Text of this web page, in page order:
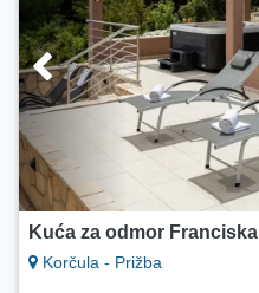
Kuća za odmor Franciska
Korčula - Prižba